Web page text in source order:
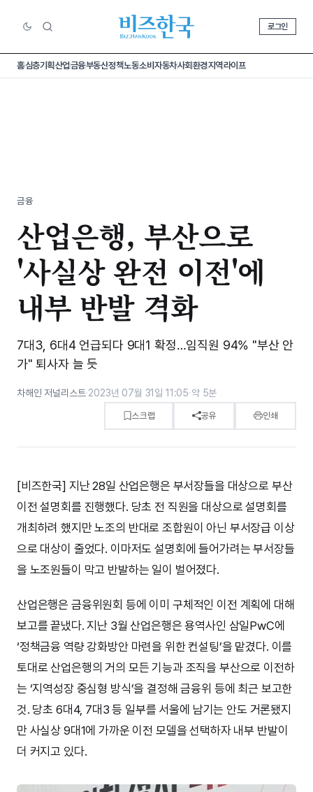
로그인
홈심층기획산업금융부동산정책노동소비 자동차사회환경지역라이프
금융
산업은행, 부산으로
'사실상 완전 이전'에
내부 반발 격화
7대3, 6대4 언급되다 9대1 확정…임직원 94% "부산 안
가" 퇴사자 늘 듯
차해인 저널리스트·2023년 07월 31일 11:05·약 5분
스크랩 공유 인쇄
[비즈한국] 지난 28일 산업은행은 부서장들을 대상으로 부산
이전 설명회를 진행했다. 당초 전 직원을 대상으로 설명회를
개최하려 했지만 노조의 반대로 조합원이 아닌 부서장급 이상
으로 대상이 줄었다. 이마저도 설명회에 들어가려는 부서장들
을 노조원들이 막고 반발하는 일이 벌어졌다.
산업은행은 금융위원회 등에 이미 구체적인 이전 계획에 대해
보고를 끝냈다. 지난 3월 산업은행은 용역사인 삼일PwC에
‘정책금융 역량 강화방안 마련을 위한 컨설팅’을 맡겼다. 이를
토대로 산업은행의 거의 모든 기능과 조직을 부산으로 이전하
는 ‘지역성장 중심형 방식’을 결정해 금융위 등에 최근 보고한
것. 당초 6대4, 7대3 등 일부를 서울에 남기는 안도 거론됐지
만 사실상 9대1에 가까운 이전 모델을 선택하자 내부 반발이
더 커지고 있다.